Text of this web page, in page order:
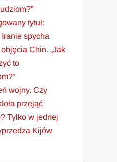
tytuł:
spycha
Chin. „Jak
to
wojny. Czy
przejąć
Tylko w jednej
Kijów